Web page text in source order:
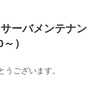
ーバメンテナン
）
ございます。